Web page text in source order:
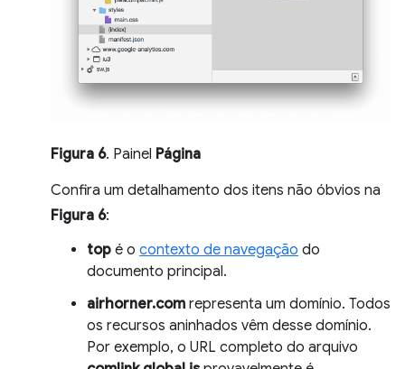
Figura 6. Painel Página
Confira um detalhamento dos itens não óbvios na
Figura 6:
top é o contexto de navegação do
documento principal.
airhorner.com representa um domínio. Todos
os recursos aninhados vêm desse domínio.
Por exemplo, o URL completo do arquivo